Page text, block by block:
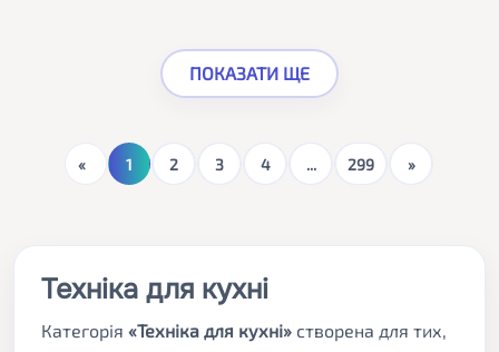
ПОКАЗАТИ ЩЕ
Поточна
сторінка
1 2 3 4 ... 299
Техніка для кухні
Категорія «Техніка для кухні» створена для тих,